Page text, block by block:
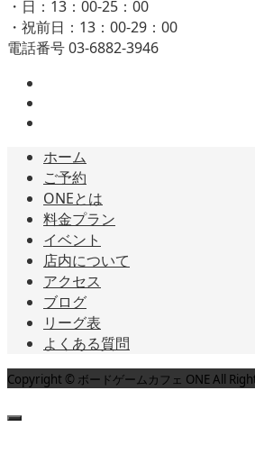
・日：13：00-25：00
・祝前日：13：00-29：00
電話番号 03-6882-3946
ホーム
ご予約
ONEとは
料金プラン
イベント
店内について
アクセス
ブログ
リーグ表
よくある質問
Copyright © ボードゲームカフェ ONE All